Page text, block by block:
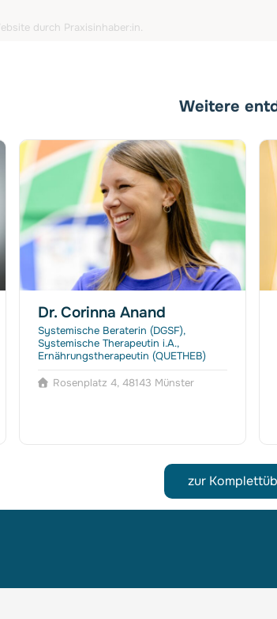
durch Praxisinhaber:in.
Weitere
Dr. Corinna Anand
Systemische Beraterin (DGSF),
Systemische Therapeutin i.A.,
Ernährungstherapeutin (QUETHEB)
Rosenplatz 4, 48143 Münster
zur